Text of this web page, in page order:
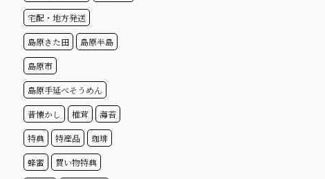
宅配・地方発送
島原きた田 島原半島
島原市
島原手延べそうめん
昔懐かし 椎茸 海苔
特典 特産品 珈琲
蜂蜜 買い物特典